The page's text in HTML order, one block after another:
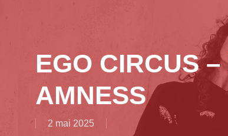
EGO CIRCUS
AMNESS
2 mai 2025